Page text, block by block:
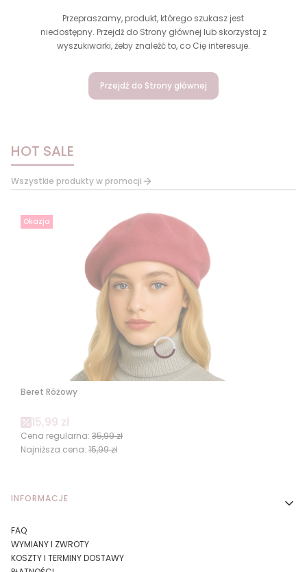
Przepraszamy, produkt, którego szukasz jest
niedostępny. Przejdź do Strony głównej lub skorzystaj z
wyszukiwarki, żeby znaleźć to, co Cię interesuje.
Przejdź do Strony głównej
HOT SALE
Wszystkie produkty w promocji
Okazja
Beret Różowy
Cena promocyjna
15,99 zł
Cena regularna: 35,99 zł
Najniższa cena: 15,99 zł
Linki w stopce
INFORMACJE
FAQ
WYMIANY I ZWROTY
KOSZTY I TERMINY DOSTAWY